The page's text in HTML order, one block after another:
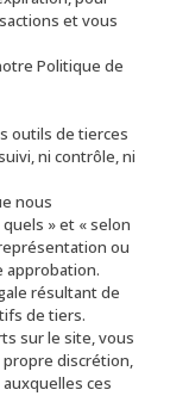
et vous
Politique de
outils de tierces
ni contrôle, ni
nous
» et « selon
ou
approbation.
résultant de
de tiers.
sur le site, vous
discrétion,
ces